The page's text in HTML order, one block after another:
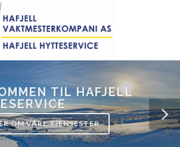
TIL HAFJELL
OM VÅRE TJENSESTER